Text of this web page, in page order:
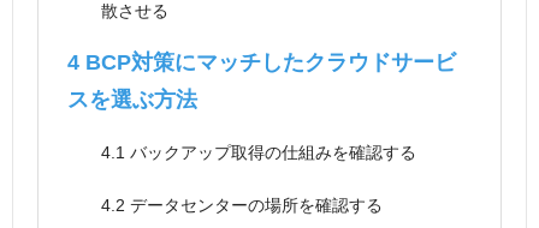
散させる
4 BCP対策にマッチしたクラウドサービ
スを選ぶ方法
4.1 バックアップ取得の仕組みを確認する
4.2 データセンターの場所を確認する